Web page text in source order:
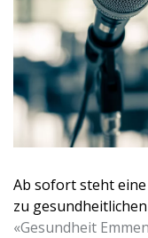
Ab sofort steht
zu
«Gesundheit